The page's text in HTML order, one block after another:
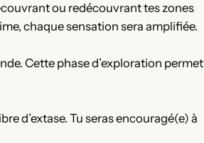
ou redécouvrant tes zones
chaque sensation sera amplifiée.
Cette phase d’exploration permet
d’extase. Tu seras encouragé(e) à